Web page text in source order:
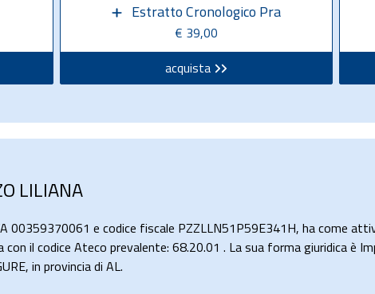
Estratto Cronologico Pra
€ 39,00
acquista
LILIANA
00359370061 e codice fiscale PZZLLN51P59E341H, ha come
il codice Ateco prevalente: 68.20.01 . La sua forma giuridica è
in provincia di AL.